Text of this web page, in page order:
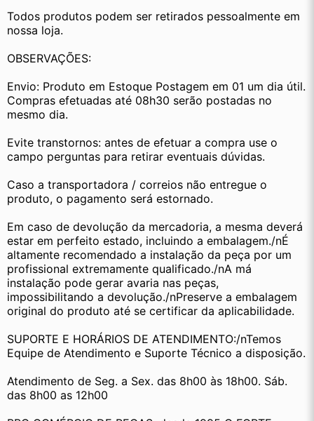
Todos produtos podem ser retirados pessoalmente em
nossa loja.
OBSERVAÇÕES:
Envio: Produto em Estoque Postagem em 01 um dia útil.
Compras efetuadas até 08h30 serão postadas no
mesmo dia.
Evite transtornos: antes de efetuar a compra use o
campo perguntas para retirar eventuais dúvidas.
Caso a transportadora / correios não entregue o
produto, o pagamento será estornado.
Em caso de devolução da mercadoria, a mesma deverá
estar em perfeito estado, incluindo a embalagem./nÉ
altamente recomendado a instalação da peça por um
profissional extremamente qualificado./nA má
instalação pode gerar avaria nas peças,
impossibilitando a devolução./nPreserve a embalagem
original do produto até se certificar da aplicabilidade.
SUPORTE E HORÁRIOS DE ATENDIMENTO:/nTemos
Equipe de Atendimento e Suporte Técnico a disposição.
Atendimento de Seg. a Sex. das 8h00 às 18h00. Sáb.
das 8h00 as 12h00